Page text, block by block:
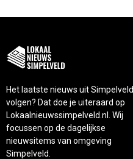
Het laatste nieuws uit Simpelveld
volgen? Dat doe je uiteraard op
Lokaalnieuwssimpelveld.nl. Wij
focussen op de dagelijkse
nieuwsitems van omgeving
Simpelveld.